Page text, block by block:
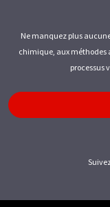
Ne manquez plus
chimique, aux méthodes
processus